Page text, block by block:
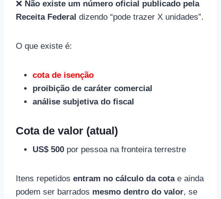
❌ Não existe um número oficial publicado pela
Receita Federal dizendo “pode trazer X unidades”.
O que existe é:
cota de isenção
proibição de caráter comercial
análise subjetiva do fiscal
Cota de valor (atual)
US$ 500 por pessoa na fronteira terrestre
Itens repetidos entram no cálculo da cotae ainda
podem ser barrados mesmo dentro do valor, se